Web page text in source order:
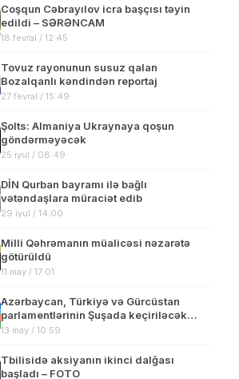
Coşqun Cəbrayılov icra başçısı təyin
edildi – SƏRƏNCAM
18 fevral / 12:45
Tovuz rayonunun susuz qalan
Bozalqanlı kəndindən reportaj
27 fevral / 15:49
Şolts: Almaniya Ukraynaya qoşun
göndərməyəcək
25 iyul / 08:49
DİN Qurban bayramı ilə bağlı
vətəndaşlara müraciət edib
29 iyul / 14:00
Milli Qəhrəmanın müalicəsi nəzarətə
götürüldü
11 may / 17:01
Azərbaycan, Türkiyə və Gürcüstan
parlamentlərinin Şuşada keçiriləcək
görüşünün tarixi açıqlanıb
13 may / 10:59
Tbilisidə aksiyanın ikinci dalğası
başladı – FOTO